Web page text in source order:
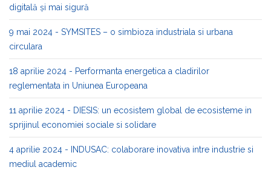
digitală și mai sigură
9 mai 2024 - SYMSITES – o simbioza industriala si urbana
circulara
18 aprilie 2024 - Performanta energetica a cladirilor
reglementata in Uniunea Europeana
11 aprilie 2024 - DIESIS: un ecosistem global de ecosisteme in
sprijinul economiei sociale si solidare
4 aprilie 2024 - INDUSAC: colaborare inovativa intre industrie si
mediul academic